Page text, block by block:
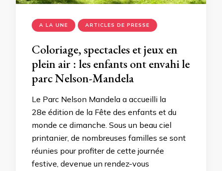
A LA UNE ARTICLES DE PRESSE
Coloriage, spectacles et jeux en
plein air : les enfants ont envahi le
parc Nelson-Mandela
Le Parc Nelson Mandela a accueilli la
28e édition de la Fête des enfants et du
monde ce dimanche. Sous un beau ciel
printanier, de nombreuses familles se sont
réunies pour profiter de cette journée
festive, devenue un rendez-vous